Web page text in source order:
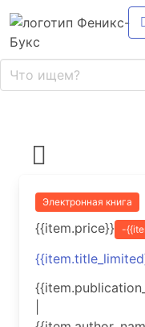
Электронная книга
{{item.price}} -